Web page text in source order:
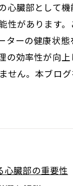
臓部として
があります
ーの健康状
効率性が向
ん。本ブロ
心臓部の重要性